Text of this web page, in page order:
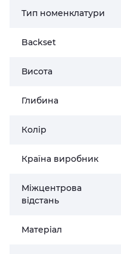
Тип номенклатури
Backset
Висота
Глибина
Колір
Країна виробник
Міжцентрова
відстань
Матеріал